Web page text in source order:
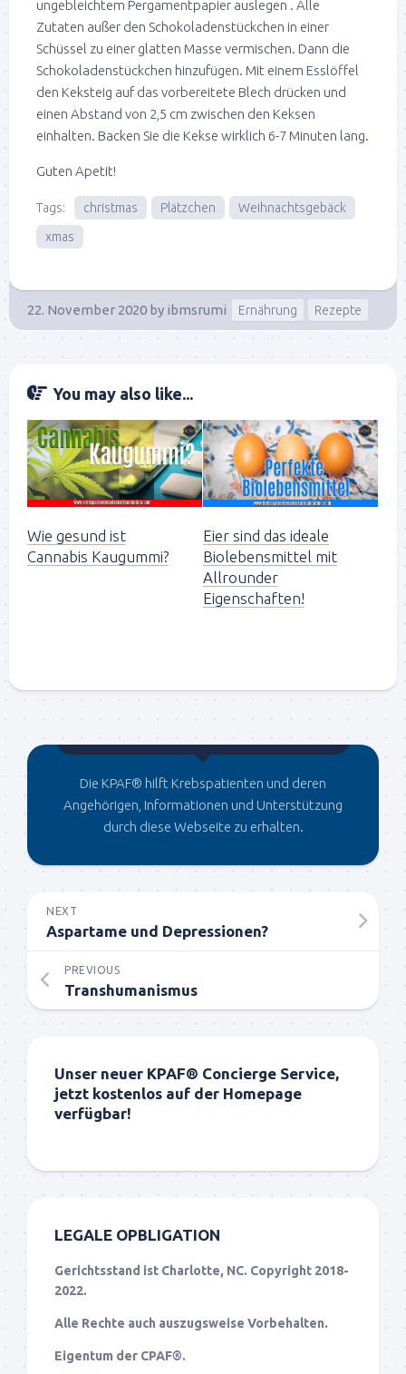
ungebleichtem Pergamentpapier auslegen . Alle
Zutaten außer den Schokoladenstückchen in einer
Schüssel zu einer glatten Masse vermischen. Dann die
Schokoladenstückchen hinzufügen. Mit einem Esslöffel
den Keksteig auf das vorbereitete Blech drücken und
einen Abstand von 2,5 cm zwischen den Keksen
einhalten. Backen Sie die Kekse wirklich 6-7 Minuten lang.
Guten Apetit!
Tags: christmas Plätzchen
Weihnachtsgebäck
xmas
22. November 2020 by ibmsrumi Ernährung Rezepte
You may also like...
Wie gesund ist
Cannabis Kaugummi?
Eier sind das ideale
Biolebensmittel mit
Allrounder
Eigenschaften!
Gegründet von Dr.C
Die KPAF® hilft Krebspatienten und deren
Angehörigen, Informationen und Unterstützung
durch diese Webseite zu erhalten.
NEXT
Aspartame und Depressionen?
PREVIOUS
Transhumanismus
Unser neuer KPAF® Concierge Service,
jetzt kostenlos auf der Homepage
verfügbar!
LEGALE OPBLIGATION
Gerichtsstand ist Charlotte, NC. Copyright 2018-
2022.
Alle Rechte auch auszugsweise Vorbehalten.
Eigentum der CPAF®.